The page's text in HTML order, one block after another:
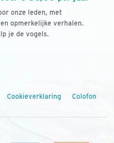
onze leden, met
opmerkelijke verhalen.
je de vogels.
Cookieverklaring Colofon